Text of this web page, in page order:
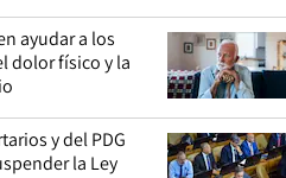
ayudar a los
dolor físico y la
y del PDG
la Ley